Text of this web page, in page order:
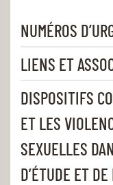
NUMÉROS
LIENS ET
DISPOSITIFS
ET LES
SEXUELLES
D’ÉTUDE ET